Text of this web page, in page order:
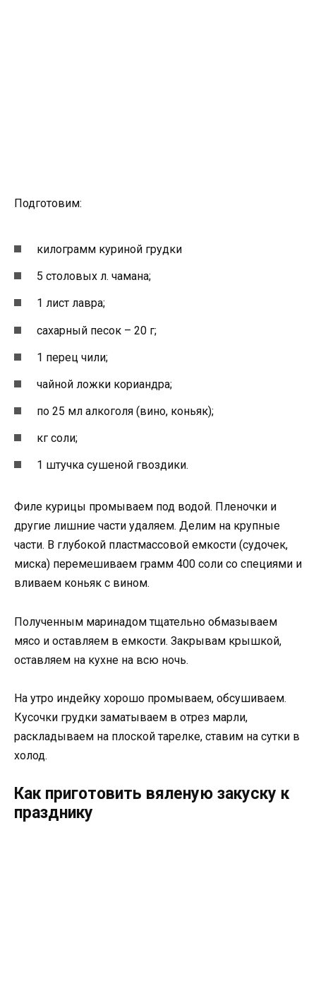
Подготовим:
килограмм куриной грудки
5 столовых л. чамана;
1 лист лавра;
сахарный песок – 20 г;
1 перец чили;
чайной ложки кориандра;
по 25 мл алкоголя (вино, коньяк);
кг соли;
1 штучка сушеной гвоздики.
Филе курицы промываем под водой. Пленочки и
другие лишние части удаляем. Делим на крупные
части. В глубокой пластмассовой емкости (судочек,
миска) перемешиваем грамм 400 соли со специями и
вливаем коньяк с вином.
Полученным маринадом тщательно обмазываем
мясо и оставляем в емкости. Закрывам крышкой,
оставляем на кухне на всю ночь.
На утро индейку хорошо промываем, обсушиваем.
Кусочки грудки заматываем в отрез марли,
раскладываем на плоской тарелке, ставим на сутки в
холод.
Как приготовить вяленую закуску к
празднику